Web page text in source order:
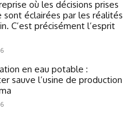
où les décisions prises
sont éclairées par les réalités
C’est précisément l’esprit
en eau potable :
sauve l’usine de production